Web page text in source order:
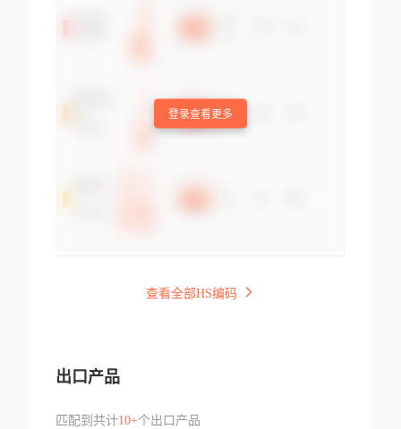
登录查看更多
查看全部HS编码
出口产品
匹配到共计10+个出口产品